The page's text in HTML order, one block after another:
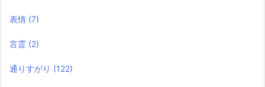
表情 (7)
言霊 (2)
通りすがり (122)